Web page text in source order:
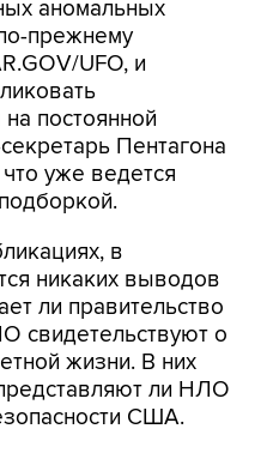
аномальных
прежнему
UFO, и
постоянной
Пентагона
уже ведется
в
никаких выводов
ли правительство
свидетельствуют о
жизни. В них
ли НЛО
США.